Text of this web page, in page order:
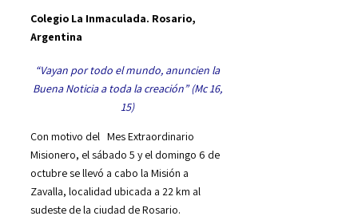
Colegio La Inmaculada. Rosario,
Argentina
“Vayan por todo el mundo, anuncien la
Buena Noticia a toda la creación” (Mc 16,
15)
Con motivo del Mes Extraordinario
Misionero, el sábado 5 y el domingo 6 de
octubre se llevó a cabo la Misión a
Zavalla, localidad ubicada a 22 km al
sudeste de la ciudad de Rosario.